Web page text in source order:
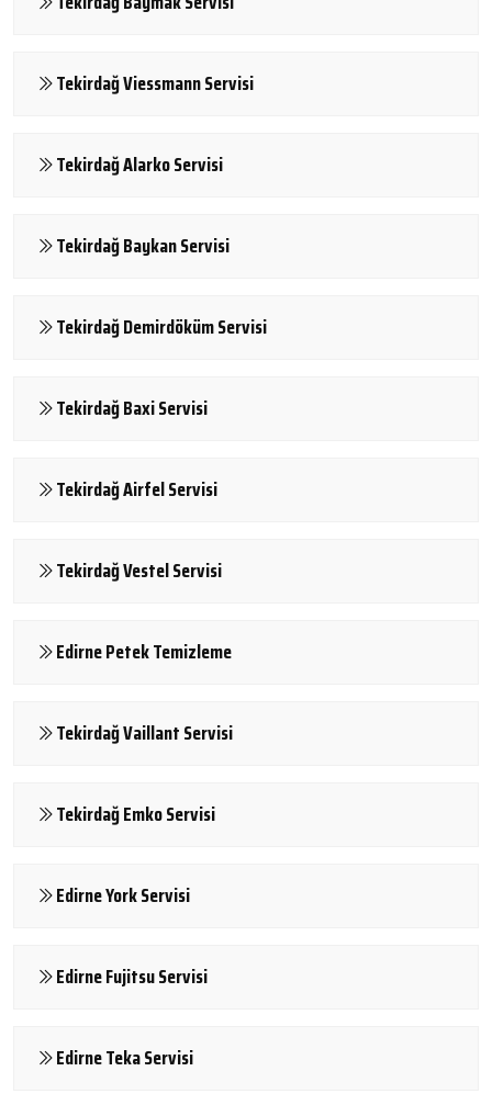
Tekirdağ Viessmann Servisi
Tekirdağ Alarko Servisi
Tekirdağ Baykan Servisi
Tekirdağ Demirdöküm Servisi
Tekirdağ Baxi Servisi
Tekirdağ Airfel Servisi
Tekirdağ Vestel Servisi
Edirne Petek Temizleme
Tekirdağ Vaillant Servisi
Tekirdağ Emko Servisi
Edirne York Servisi
Edirne Fujitsu Servisi
Edirne Teka Servisi